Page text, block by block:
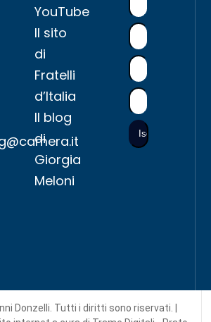
YouTube
Il sito
di
Fratelli
d’Italia
Il blog
di
Giorgia
Meloni
Donzelli. Tutti i diritti sono riservati. |